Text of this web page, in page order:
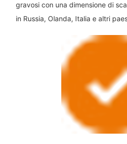
gravosi con una dimensione di
in Russia, Olanda, Italia e altri